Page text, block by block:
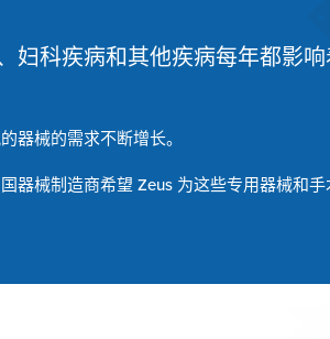
妇科疾病和其他疾病每年都影
器械的需求不断增长。
器械制造商希望 Zeus 为这些专用器械和手